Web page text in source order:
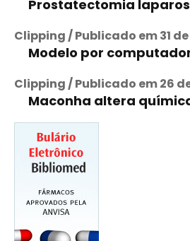
Prostatectomia
Clipping / Publicado em 31
Modelo por
Clipping / Publicado em 26
Maconha altera